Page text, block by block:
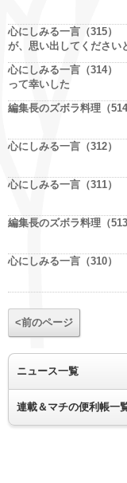
心にしみる一言（315）
が、思い出してください
心にしみる一言（314）
って幸いした
編集長のズボラ料理（
心にしみる一言（312）
心にしみる一言（311）
編集長のズボラ料理（
心にしみる一言（310）
<前のページ
ニュース一覧
連載＆マチの便利帳一